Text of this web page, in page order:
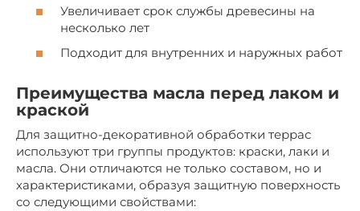
Увеличивает срок службы древесины на
несколько лет
Подходит для внутренних и наружных работ
Преимущества масла перед лаком и
краской
Для защитно-декоративной обработки террас
используют три группы продуктов: краски, лаки и
масла. Они отличаются не только составом, но и
характеристиками, образуя защитную поверхность
со следующими свойствами: